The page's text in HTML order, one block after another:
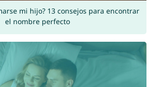
mi hijo? 13 consejos para encontrar
el nombre perfecto